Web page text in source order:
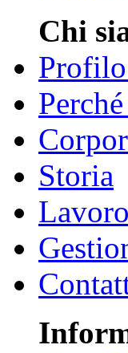
Chi
Storia
Lavoro